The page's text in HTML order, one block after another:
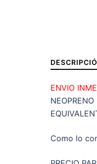
ENVIO
Como lo